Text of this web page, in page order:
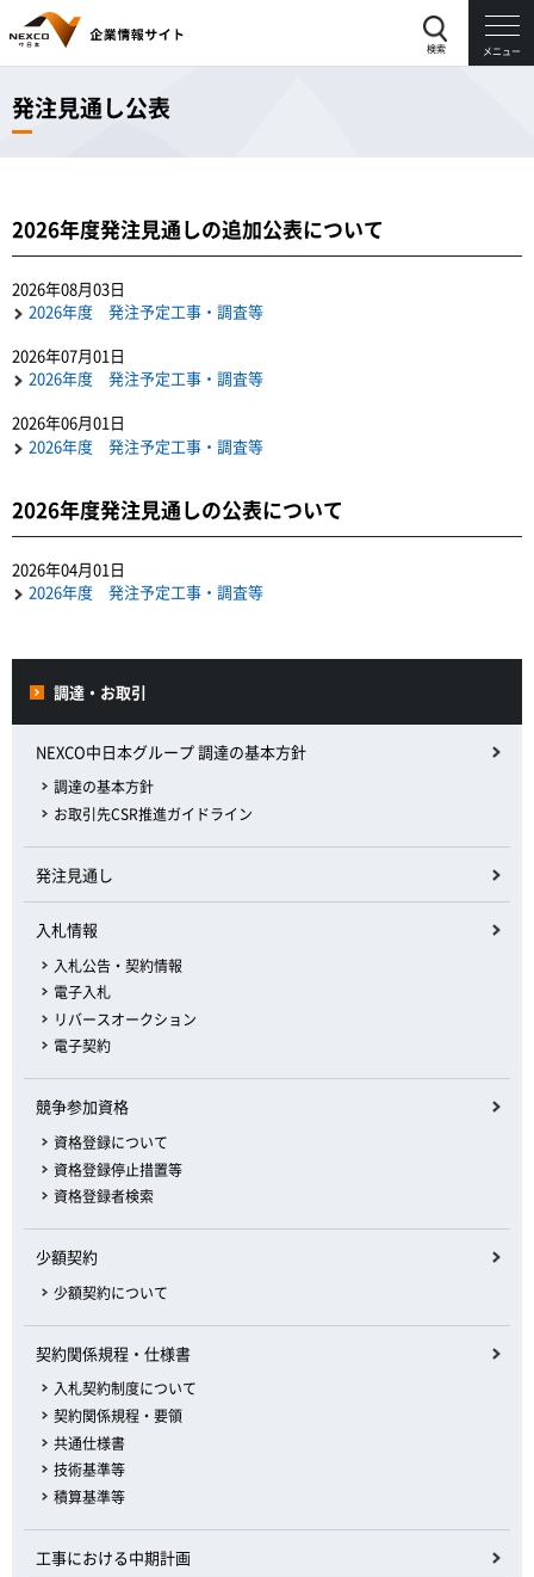
検索 メニュー
発注見通し公表
2026年度発注見通しの追加公表について
2026年08月03日
2026年度 発注予定工事・調査等
2026年07月01日
2026年度 発注予定工事・調査等
2026年06月01日
2026年度 発注予定工事・調査等
2026年度発注見通しの公表について
2026年04月01日
2026年度 発注予定工事・調査等
調達・お取引
NEXCO中日本グループ 調達の基本方針
調達の基本方針
お取引先CSR推進ガイドライン
発注見通し
入札情報
入札公告・契約情報
電子入札
リバースオークション
電子契約
競争参加資格
資格登録について
資格登録停止措置等
資格登録者検索
少額契約
少額契約について
契約関係規程・仕様書
入札契約制度について
契約関係規程・要領
共通仕様書
技術基準等
積算基準等
工事における中期計画